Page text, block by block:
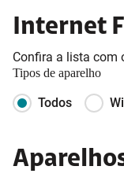
Internet
Confira a lista com
Tipos de aparelho
Todos